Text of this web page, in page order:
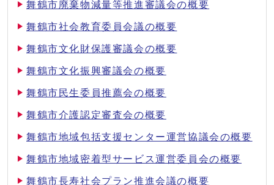
舞鶴市廃棄物減量等推進審議会の概要
舞鶴市社会教育委員会議の概要
舞鶴市文化財保護審議会の概要
舞鶴市文化振興審議会の概要
舞鶴市民生委員推薦会の概要
舞鶴市介護認定審査会の概要
舞鶴市地域包括支援センター運営協議会の概要
舞鶴市地域密着型サービス運営委員会の概要
舞鶴市長寿社会プラン推進会議の概要